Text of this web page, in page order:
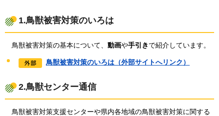
1.鳥獣被害対策のいろは
鳥獣被害対策の基本について、 動画や手引きで紹介しています。
鳥獣被害対策のいろは（外部サイトへリンク）
2.鳥獣センター通信
鳥獣被害対策支援センターや県内各地域の鳥獣被害対策に関する